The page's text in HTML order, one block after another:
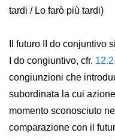
tardi / Lo farò più tardi)
Il futuro II do conjuntivo
I do congiuntivo, cfr.
congiunzioni che
subordinata la cui
momento sconosciuto
comparazione con il